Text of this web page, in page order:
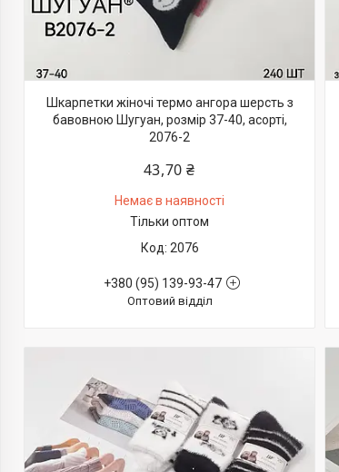
Шкарпетки жіночі термо ангора шерсть з
бавовною Шугуан, розмір 37-40, асорті,
2076-2
43,70 ₴
Немає в наявності
Тільки оптом
2076
+380 (95) 139-93-47
Оптовий відділ